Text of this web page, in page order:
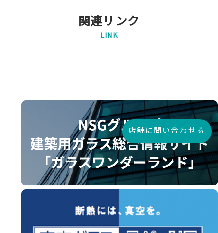
関連リンク
LINK
店舗に問い合わせる